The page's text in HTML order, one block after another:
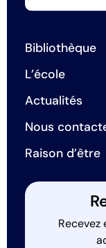
Bibliothèque
L’école
Actualités
Nous
Raison d’être